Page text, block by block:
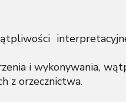
i wykonywania,
z orzecznictwa.